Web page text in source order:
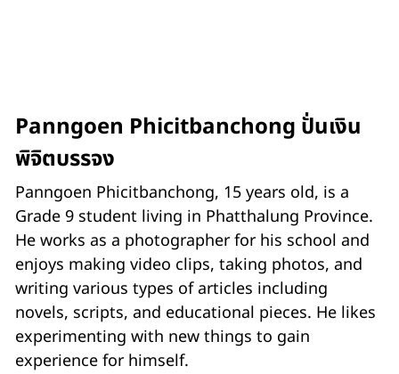
Panngoen Phicitbanchong ปั่นเงิน
พิจิตบรรจง
Panngoen Phicitbanchong, 15 years old, is a
Grade 9 student living in Phatthalung Province.
He works as a photographer for his school and
enjoys making video clips, taking photos, and
writing various types of articles including
novels, scripts, and educational pieces. He likes
experimenting with new things to gain
experience for himself.